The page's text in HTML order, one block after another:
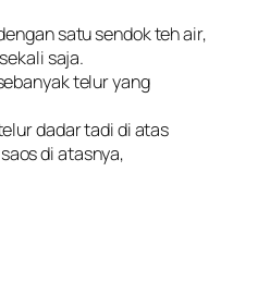
satu sendok teh air,
saja.
telur yang
dadar tadi di atas
di atasnya,